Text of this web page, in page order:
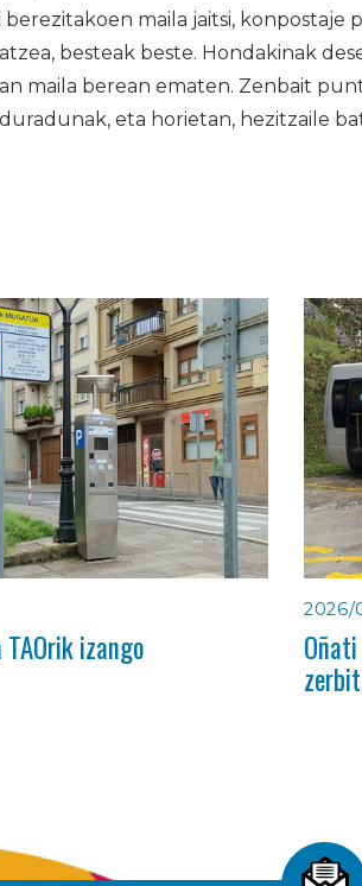
maila jaitsi, konpostaje
besteak beste. Hondakinak
maila berean ematen. Zenbait
eta horietan, hezitzaile
izango
2026/